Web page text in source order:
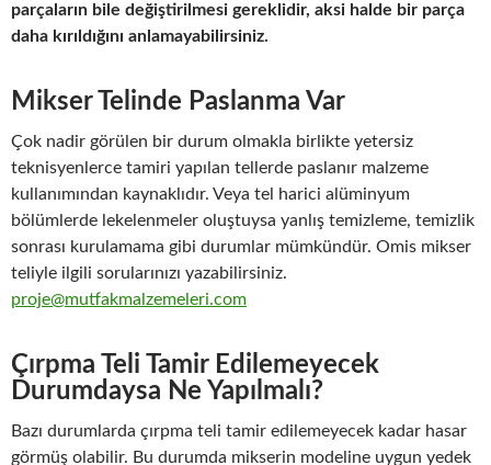
parçaların bile değiştirilmesi gereklidir, aksi halde bir parça
daha kırıldığını anlamayabilirsiniz.
Mikser Telinde Paslanma Var
Çok nadir görülen bir durum olmakla birlikte yetersiz
teknisyenlerce tamiri yapılan tellerde paslanır malzeme
kullanımından kaynaklıdır. Veya tel harici alüminyum
bölümlerde lekelenmeler oluştuysa yanlış temizleme, temizlik
sonrası kurulamama gibi durumlar mümkündür. Omis mikser
teliyle ilgili sorularınızı yazabilirsiniz.
proje@mutfakmalzemeleri.com
Çırpma Teli Tamir Edilemeyecek
Durumdaysa Ne Yapılmalı?
Bazı durumlarda çırpma teli tamir edilemeyecek kadar hasar
görmüş olabilir. Bu durumda mikserin modeline uygun yedek